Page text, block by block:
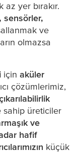
az yer bırakır.
sensörler,
ve
olmazsa
için aküler
çözümlerimiz,
sahip üreticiler
ve
hafif
küçük